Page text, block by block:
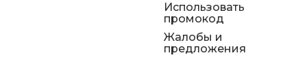
Использовать
промокод
Жалобы и
предложения